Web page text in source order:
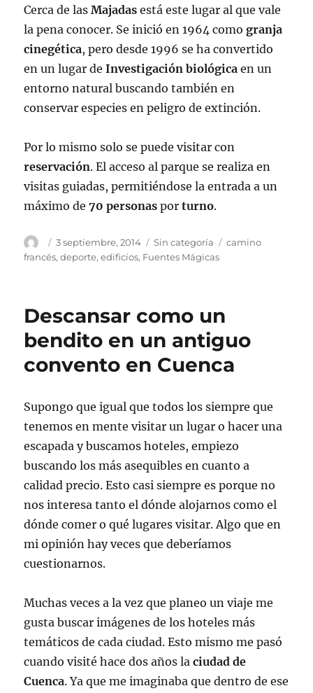
Cerca de lasMajadas está este lugar al que vale
la pena conocer. Se inició en 1964 comogranja
cinegética, pero desde 1996 se ha convertido
en un lugar deInvestigación biológica en un
entorno natural buscando también en
conservar especies en peligro de extinción.
Por lo mismo solo se puede visitar con
reservación. El acceso al parque se realiza en
visitas guiadas, permitiéndose la entrada a un
máximo de70 personas porturno.
Autor
Publicado
el
3 septiembre, 2014 Categorías
Sin categoría Etiquetas
camino
francés,deporte,edificios, Fuentes Mágicas
Descansar como un
bendito en un antiguo
convento en Cuenca
Supongo que igual que todos los siempre que
tenemos en mente visitar un lugar o hacer una
escapada y buscamos hoteles, empiezo
buscando los más asequibles en cuanto a
calidad precio. Esto casi siempre es porque no
nos interesa tanto el dónde alojarnos como el
dónde comer o qué lugares visitar. Algo que en
mi opinión hay veces que deberíamos
cuestionarnos.
Muchas veces a la vez que planeo un viaje me
gusta buscar imágenes de los hoteles más
temáticos de cada ciudad. Esto mismo me pasó
cuando visité hace dos años la ciudad de
Cuenca. Ya que me imaginaba que dentro de ese